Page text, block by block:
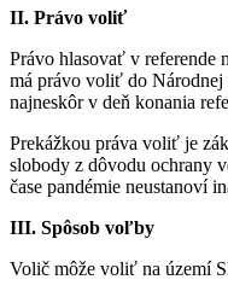
II. Právo voliť
Právo hlasovať v referende
má právo voliť do
najneskôr v deň konania
Prekážkou práva voliť je
slobody z dôvodu ochrany
čase pandémie neustanoví
III. Spôsob voľby
Volič môže voliť na území